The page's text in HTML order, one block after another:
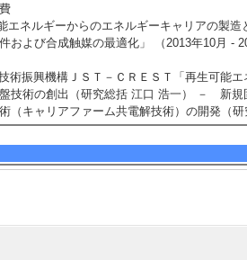
エネルギーからのエネルギーキャリアの製
および合成触媒の最適化」 （2013年10月 -
術振興機構ＪＳＴ－ＣＲＥＳＴ「再生可能
技術の創出（研究総括 江口 浩一） － 新
（キャリアファーム共電解技術）の開発（
（2008年11月)